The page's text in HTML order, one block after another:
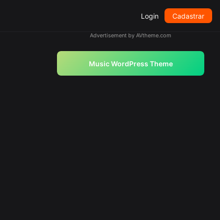
Login Cadastrar
Advertisement by AVtheme.com
Music WordPress Theme